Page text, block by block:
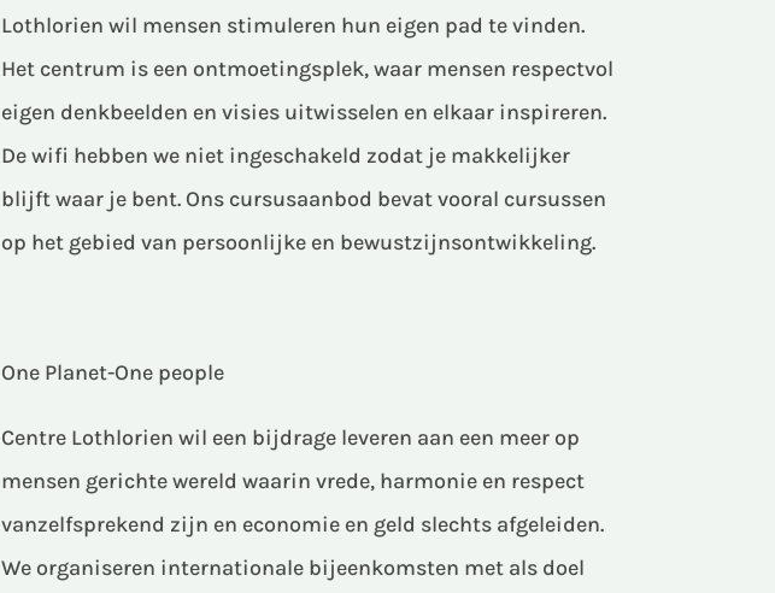
Lothlorien wil mensen stimuleren hun eigen pad te vinden.
Het centrum is een ontmoetingsplek, waar mensen respectvol
eigen denkbeelden en visies uitwisselen en elkaar inspireren.
De wifi hebben we niet ingeschakeld zodat je makkelijker
blijft waar je bent. Ons cursusaanbod bevat vooral cursussen
op het gebied van persoonlijke en bewustzijnsontwikkeling.
One Planet-One people
Centre Lothlorien wil een bijdrage leveren aan een meer op
mensen gerichte wereld waarin vrede, harmonie en respect
vanzelfsprekend zijn en economie en geld slechts afgeleiden.
We organiseren internationale bijeenkomsten met als doel